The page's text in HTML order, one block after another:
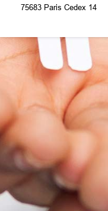
75683 Paris Cedex 14